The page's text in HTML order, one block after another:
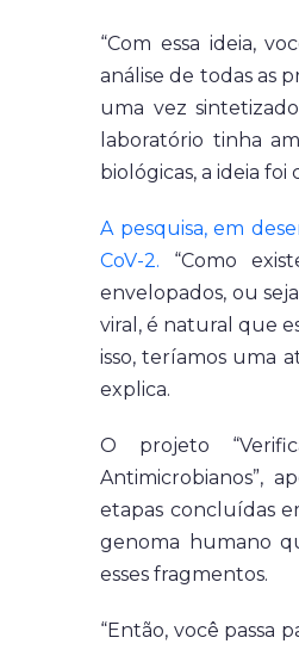
“Com essa ideia,
análise de todas as
uma vez
laboratório tinha
biológicas, a ideia
A pesquisa, em
CoV-2. “Como
envelopados, ou
viral, é natural que
isso, teríamos uma
explica.
O projeto
Antimicrobianos”,
etapas concluídas
genoma humano
esses fragmentos.
“Então, você passa